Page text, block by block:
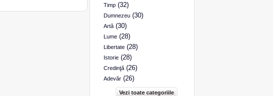
Timp(32)
Dumnezeu(30)
Artă(30)
Lume(28)
Libertate(28)
Istorie(28)
Credinţă(26)
Adevăr(26)
Vezi toate categoriile